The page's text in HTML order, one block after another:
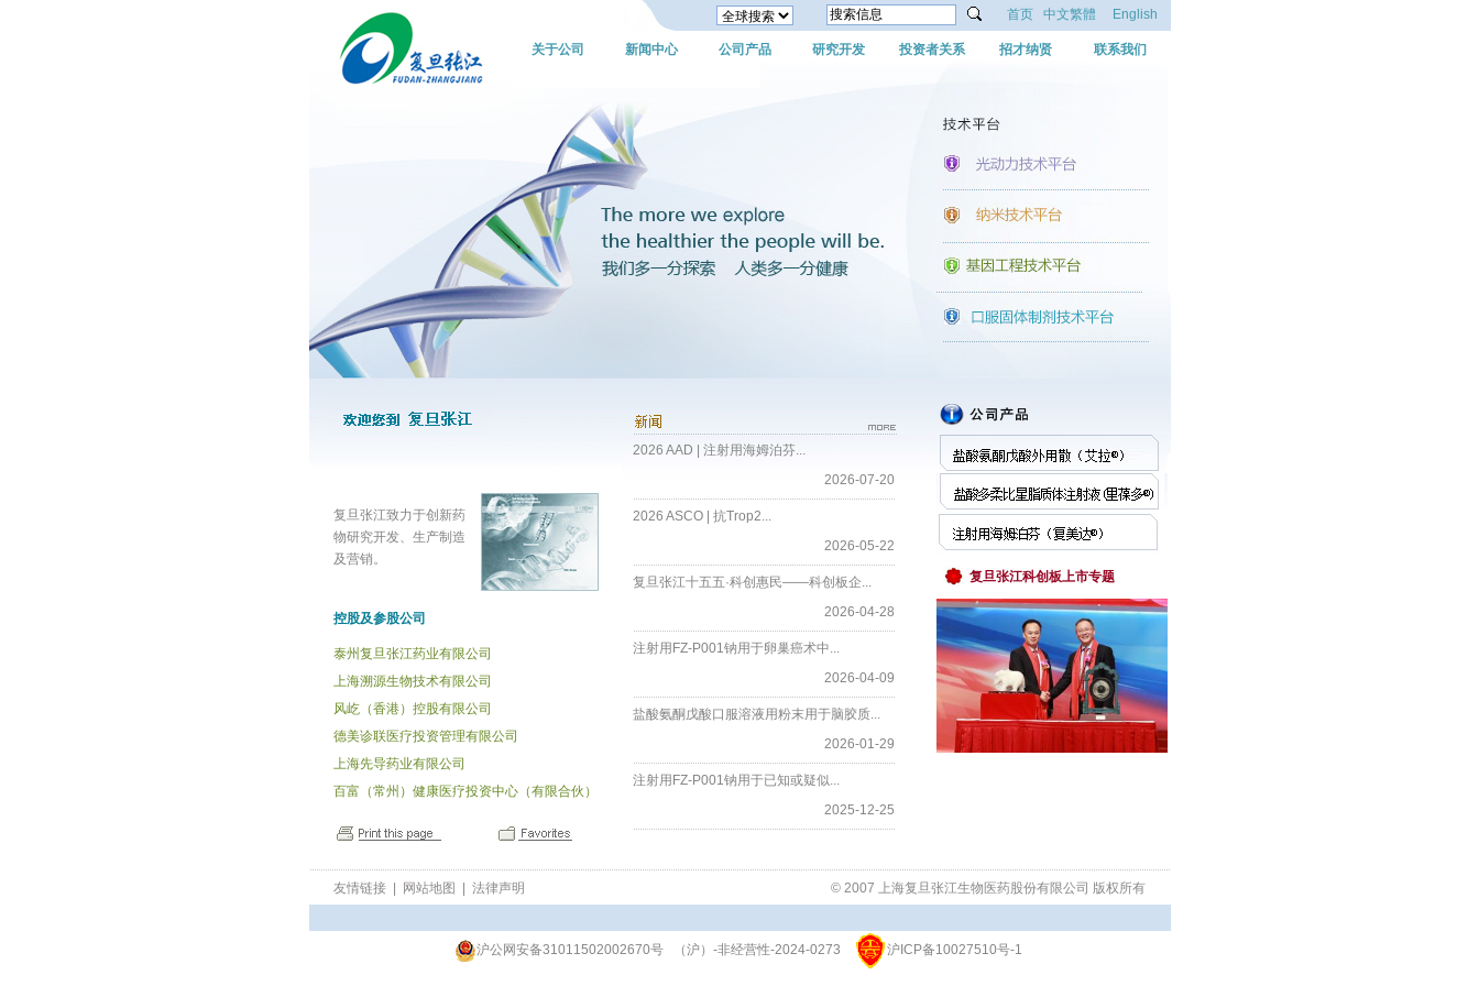
首页 中文繁體 English
关于公司 新闻中心 公司产品 研究开发 投资者关系 招才纳贤 联系我们
复旦张江致力于创新药
物研究开发、生产制造
及营销。
控股及参股公司
泰州复旦张江药业有限公司
上海溯源生物技术有限公司
风屹（香港）控股有限公司
德美诊联医疗投资管理有限公司
上海先导药业有限公司
百富（常州）健康医疗投资中心（有限合伙）
2026 AAD | 注射用海姆泊芬...
2026-07-20
2026 ASCO | 抗Trop2...
2026-05-22
复旦张江十五五·科创惠民——科创板企...
2026-04-28
注射用FZ-P001钠用于卵巢癌术中...
2026-04-09
盐酸氨酮戊酸口服溶液用粉末用于脑胶质...
2026-01-29
注射用FZ-P001钠用于已知或疑似...
2025-12-25
复旦张江科创板上市专题
友情链接 网站地图 法律声明 © 2007 上海复旦张江生物医药股份有限公司 版权所有
沪公网安备31011502002670号（沪）-非经营性-2024-0273
沪ICP备10027510号-1